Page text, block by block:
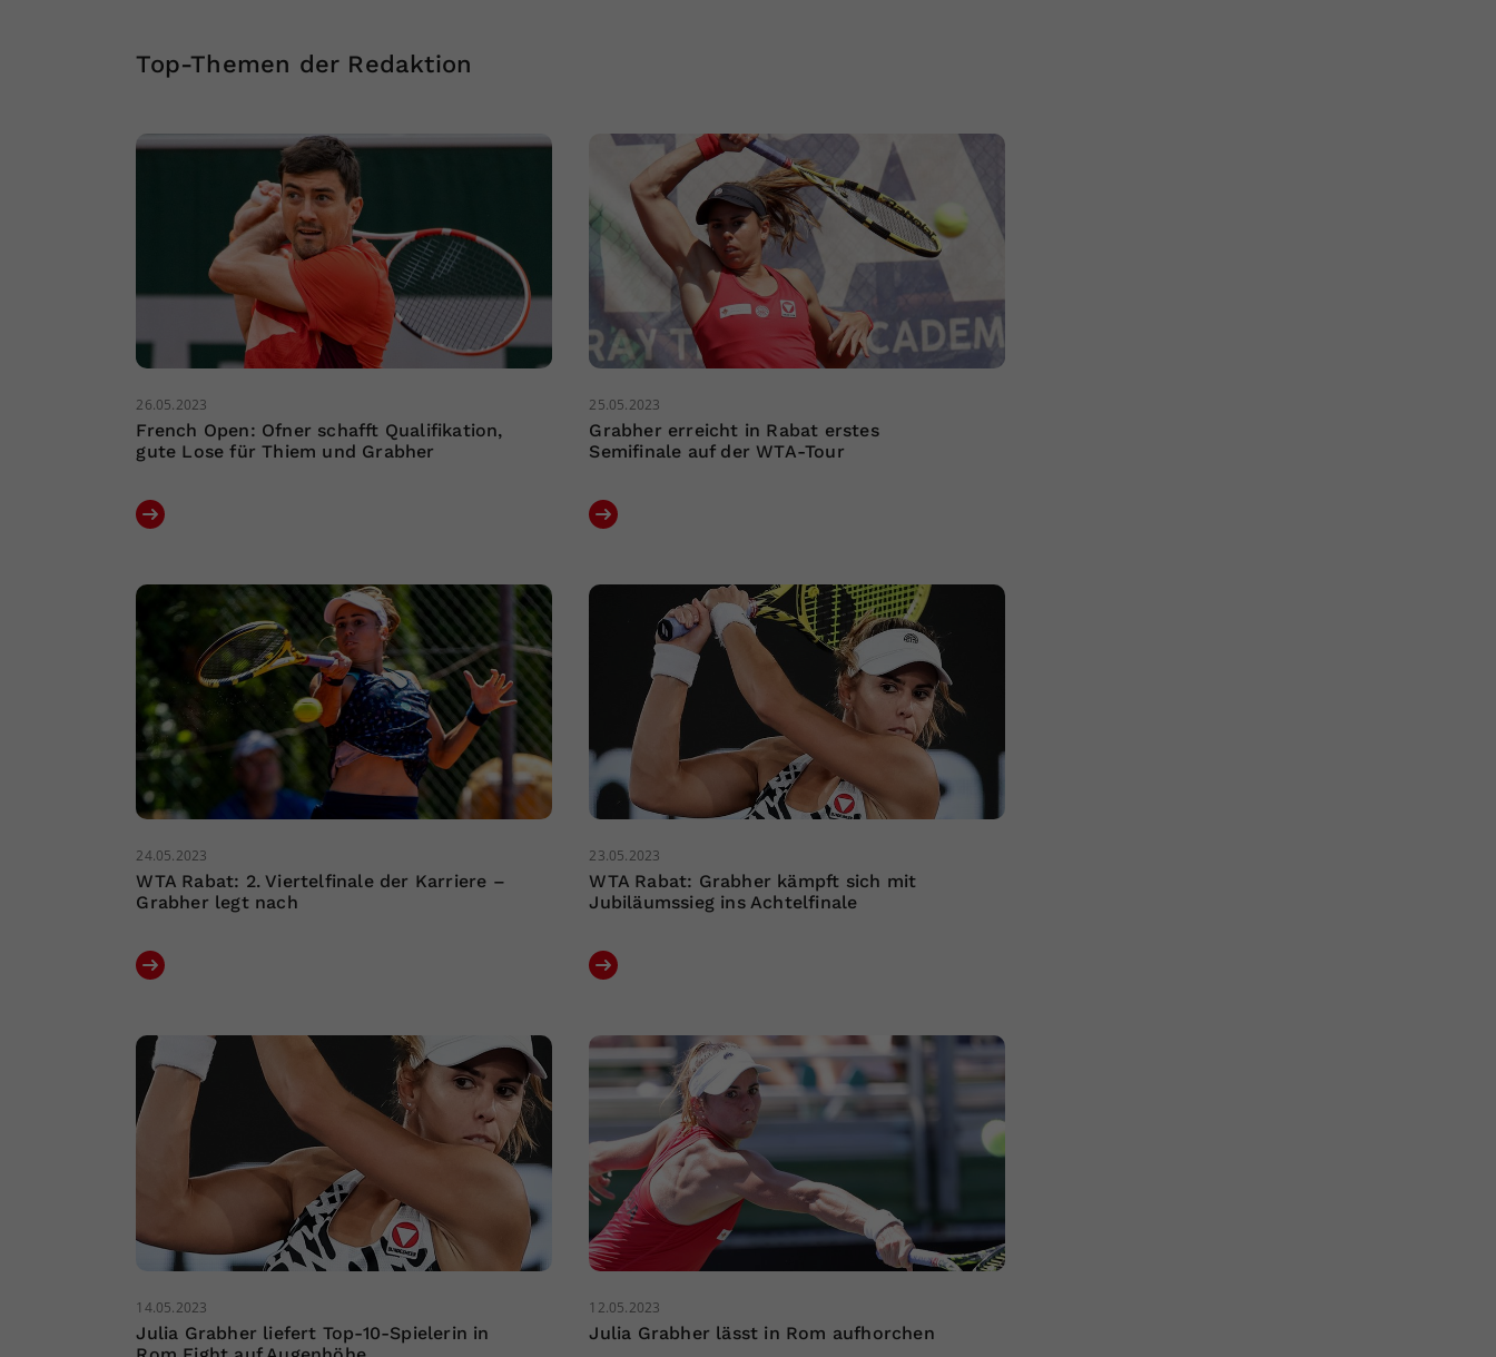
Top-Themen der Redaktion
26.05.2023
French Open: Ofner schafft Qualifikation,
gute Lose für Thiem und Grabher
25.05.2023
Grabher erreicht in Rabat erstes
Semifinale auf der WTA-Tour
24.05.2023
WTA Rabat: 2. Viertelfinale der Karriere –
Grabher legt nach
23.05.2023
WTA Rabat: Grabher kämpft sich mit
Jubiläumssieg ins Achtelfinale
14.05.2023
Julia Grabher liefert Top-10-Spielerin in
12.05.2023
Julia Grabher lässt in Rom aufhorchen